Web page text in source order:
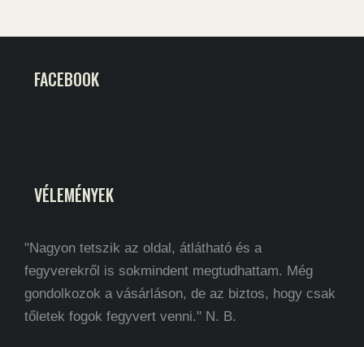
FACEBOOK
VÉLEMÉNYEK
"Nagyon tetszik az oldal, átlátható és a
fegyverekről is sokmindent megtudhattam. Még
gondolkozok a vásárláson, de az biztos, hogy csak
tőletek fogok fegyvert venni." N. B.